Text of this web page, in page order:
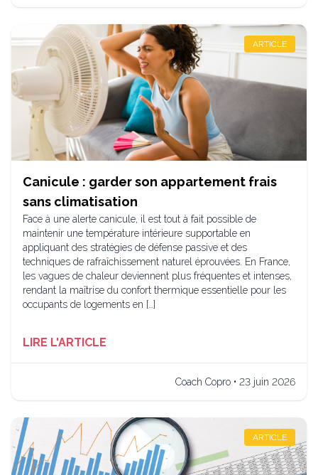
ARTICLE
Canicule : garder son appartement frais
sans climatisation
Face à une alerte canicule, il est tout à fait possible de
maintenir une température intérieure supportable en
appliquant des stratégies de défense passive et des
techniques de rafraîchissement naturel éprouvées. En France,
les vagues de chaleur deviennent plus fréquentes et intenses,
rendant la maîtrise du confort thermique essentielle pour les
occupants de logements en […]
LIRE L'ARTICLE
Coach Copro • 23 juin 2026
ARTICLE